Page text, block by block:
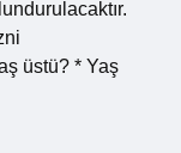
üstü? * Yaş